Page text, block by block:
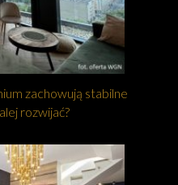
zachowują stabilne
rozwijać?